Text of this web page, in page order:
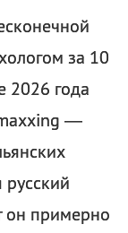
за 10
2026 года
—
он примерно